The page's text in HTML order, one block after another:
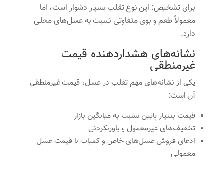
برای تشخیص: این نوع تقلب بسیار دشوار است، اما
معمولاً طعم و بوی متفاوتی نسبت به عسل‌های محلی
دارد.
نشانه‌های هشداردهنده قیمت
غیرمنطقی
یکی از نشانه‌های مهم تقلب در عسل، قیمت غیرمنطقی
آن است:
قیمت بسیار پایین نسبت به میانگین بازار
تخفیف‌های غیرمعمول و باورنکردنی
ادعای فروش عسل‌های خاص و کمیاب با قیمت عسل
معمولی